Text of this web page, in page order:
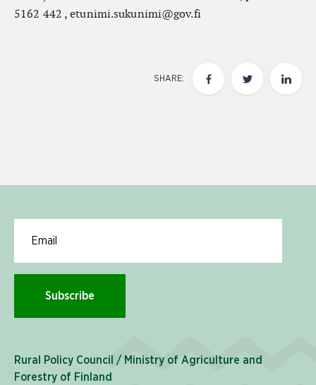
5162 442 , etunimi.sukunimi@gov.fi
SHARE:
Subscribe
Rural Policy Council / Ministry of Agriculture and
Forestry of Finland